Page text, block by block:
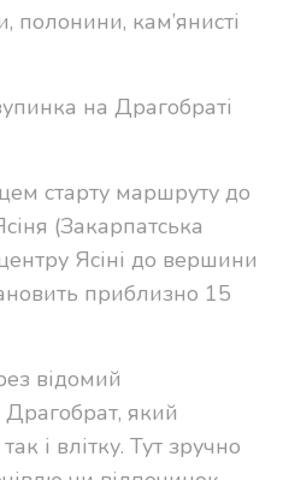
полонини, кам’янисті
на Драгобраті
старту маршруту до
(Закарпатська
Ясіні до вершини
приблизно 15
відомий
який
і влітку. Тут зручно